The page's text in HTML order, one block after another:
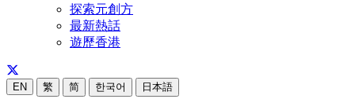
探索元創方
最新熱話
遊歷香港
EN 繁 简 한국어 日本語